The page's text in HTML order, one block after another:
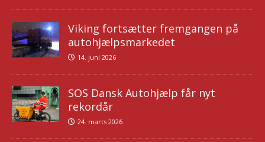
Viking fortsætter fremgangen på
autohjælpsmarkedet
14. juni 2026
SOS Dansk Autohjælp får nyt
rekordår
24. marts 2026